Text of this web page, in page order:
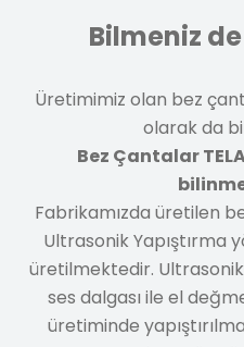
Bilmeniz
Üretimimiz olan bez
olarak da
Bez Çantalar
Fabrikamızda üretilen
Ultrasonik Yapıştırma
üretilmektedir.
ses dalgası ile el
üretiminde